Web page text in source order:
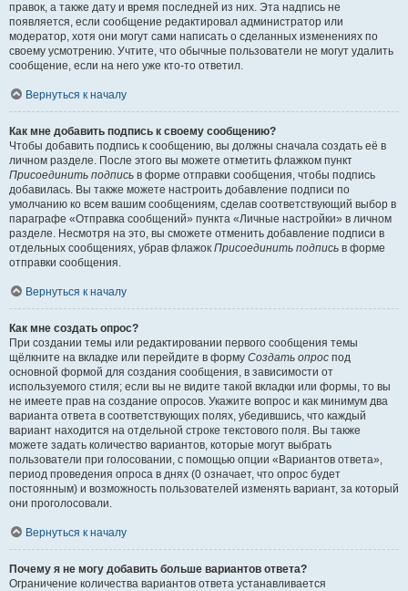
правок, а также дату и время последней из них. Эта надпись не
появляется, если сообщение редактировал администратор или
модератор, хотя они могут сами написать о сделанных изменениях по
своему усмотрению. Учтите, что обычные пользователи не могут удалить
сообщение, если на него уже кто-то ответил.
Вернуться к началу
Как мне добавить подпись к своему сообщению?
Чтобы добавить подпись к сообщению, вы должны сначала создать её в
личном разделе. После этого вы можете отметить флажком пункт
Присоединить подпись в форме отправки сообщения, чтобы подпись
добавилась. Вы также можете настроить добавление подписи по
умолчанию ко всем вашим сообщениям, сделав соответствующий выбор в
параграфе «Отправка сообщений» пункта «Личные настройки» в личном
разделе. Несмотря на это, вы сможете отменить добавление подписи в
отдельных сообщениях, убрав флажок Присоединить подпись в форме
отправки сообщения.
Вернуться к началу
Как мне создать опрос?
При создании темы или редактировании первого сообщения темы
щёлкните на вкладке или перейдите в форму Создать опрос под
основной формой для создания сообщения, в зависимости от
используемого стиля; если вы не видите такой вкладки или формы, то вы
не имеете прав на создание опросов. Укажите вопрос и как минимум два
варианта ответа в соответствующих полях, убедившись, что каждый
вариант находится на отдельной строке текстового поля. Вы также
можете задать количество вариантов, которые могут выбрать
пользователи при голосовании, с помощью опции «Вариантов ответа»,
период проведения опроса в днях (0 означает, что опрос будет
постоянным) и возможность пользователей изменять вариант, за который
они проголосовали.
Вернуться к началу
Почему я не могу добавить больше вариантов ответа?
Ограничение количества вариантов ответа устанавливается